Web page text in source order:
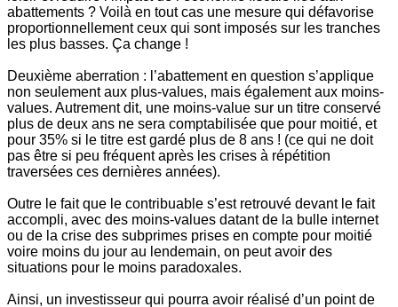
abattements ? Voilà en tout cas une mesure qui défavorise
proportionnellement ceux qui sont imposés sur les tranches
les plus basses. Ça change !
Deuxième aberration : l’abattement en question s’applique
non seulement aux plus-values, mais également aux moins-
values. Autrement dit, une moins-value sur un titre conservé
plus de deux ans ne sera comptabilisée que pour moitié, et
pour 35% si le titre est gardé plus de 8 ans ! (ce qui ne doit
pas être si peu fréquent après les crises à répétition
traversées ces dernières années).
Outre le fait que le contribuable s’est retrouvé devant le fait
accompli, avec des moins-values datant de la bulle internet
ou de la crise des subprimes prises en compte pour moitié
voire moins du jour au lendemain, on peut avoir des
situations pour le moins paradoxales.
Ainsi, un investisseur qui pourra avoir réalisé d’un point de